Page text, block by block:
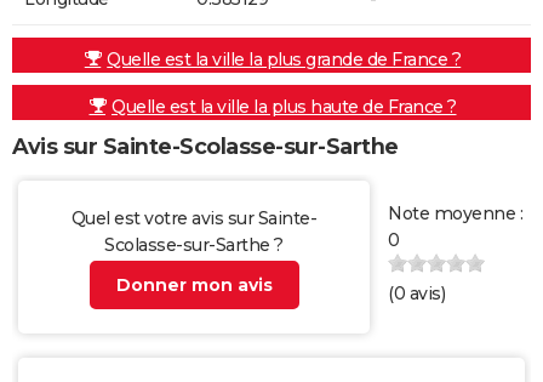
Quelle est la ville la plus grande de France ?
Quelle est la ville la plus haute de France ?
Avis sur Sainte-Scolasse-sur-Sarthe
Quel est votre avis sur Sainte-
Scolasse-sur-Sarthe ?
Donner mon avis
Note moyenne :
0
(0 avis)